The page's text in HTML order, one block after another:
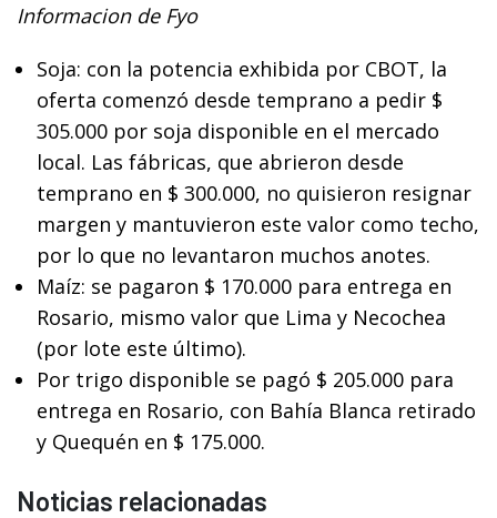
Informacion de Fyo
Soja: con la potencia exhibida por CBOT, la
oferta comenzó desde temprano a pedir $
305.000 por soja disponible en el mercado
local. Las fábricas, que abrieron desde
temprano en $ 300.000, no quisieron resignar
margen y mantuvieron este valor como techo,
por lo que no levantaron muchos anotes.
Maíz: se pagaron $ 170.000 para entrega en
Rosario, mismo valor que Lima y Necochea
(por lote este último).
Por trigo disponible se pagó $ 205.000 para
entrega en Rosario, con Bahía Blanca retirado
y Quequén en $ 175.000.
Noticias relacionadas